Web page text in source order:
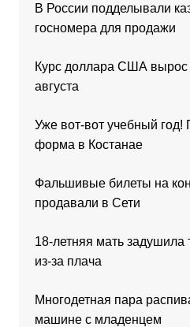
В России подделывали
госномера для продажи
Курс доллара США вырос
августа
Уже вот-вот учебный
форма в Костанае
Фальшивые билеты на
продавали в Сети
18-летняя мать задушила
из-за плача
Многодетная пара
машине с младенцем